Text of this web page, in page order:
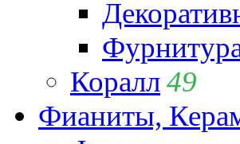
Коралл49
Фианиты,